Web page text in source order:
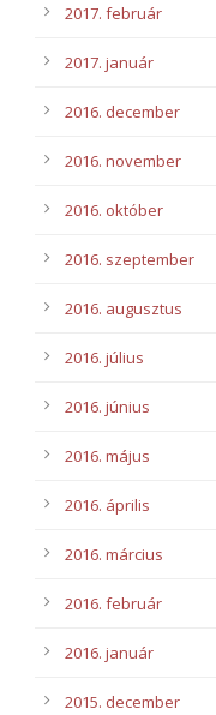
2017. február
2017. január
2016. december
2016. november
2016. október
2016. szeptember
2016. augusztus
2016. július
2016. június
2016. május
2016. április
2016. március
2016. február
2016. január
2015. december